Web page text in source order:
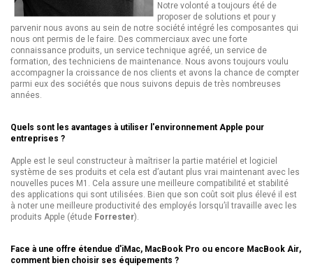
Notre volonté a toujours été de
proposer de solutions et pour y
parvenir nous avons au sein de notre société intégré les composantes qui
nous ont permis de le faire. Des commerciaux avec une forte
connaissance produits, un service technique agréé, un service de
formation, des techniciens de maintenance. Nous avons toujours voulu
accompagner la croissance de nos clients et avons la chance de compter
parmi eux des sociétés que nous suivons depuis de très nombreuses
années.
Quels sont les avantages à utiliser l'environnement Apple pour
entreprises ?
Apple est le seul constructeur à maîtriser la partie matériel et logiciel
système de ses produits et cela est d’autant plus vrai maintenant avec les
nouvelles puces M1. Cela assure une meilleure compatibilité et stabilité
des applications qui sont utilisées. Bien que son coût soit plus élevé il est
à noter une meilleure productivité des employés lorsqu’il travaille avec les
produits Apple (étude Forrester).
Face à une offre étendue d'iMac, MacBook Pro ou encore MacBook Air,
comment bien choisir ses équipements ?